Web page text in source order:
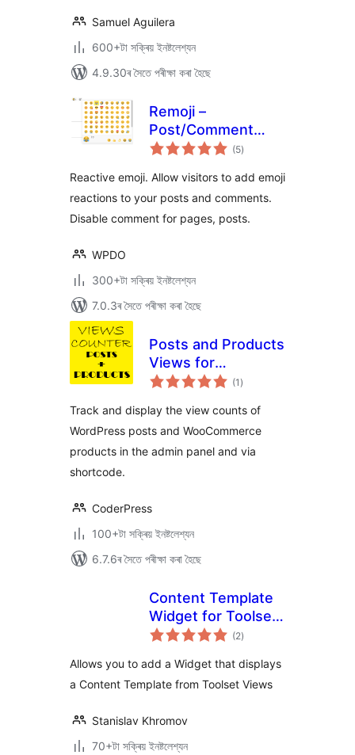
Samuel Aguilera
600+টা সক্ৰিয় ইনষ্টলেশ্যন
4.9.30ৰ সৈতে পৰীক্ষা কৰা হৈছে
Remoji –
Post/Comment
Reaction and(5টা
মুঠ)
Reactive emoji. Allow visitors to add emoji
reactions to your posts and comments.
Disable comment for pages, posts.
WPDO
300+টা সক্ৰিয় ইনষ্টলেশ্যন
7.0.3ৰ সৈতে পৰীক্ষা কৰা হৈছে
Posts and Products
Views for
WooCommerce
(1 টা
মুঠ)
Track and display the view counts of
WordPress posts and WooCommerce
products in the admin panel and via
shortcode.
CoderPress
100+টা সক্ৰিয় ইনষ্টলেশ্যন
6.7.6ৰ সৈতে পৰীক্ষা কৰা হৈছে
Content Template
Widget for Toolset
Views
(2টা
মুঠ)
Allows you to add a Widget that displays
a Content Template from Toolset Views
Stanislav Khromov
70+টা সক্ৰিয় ইনষ্টলেশ্যন